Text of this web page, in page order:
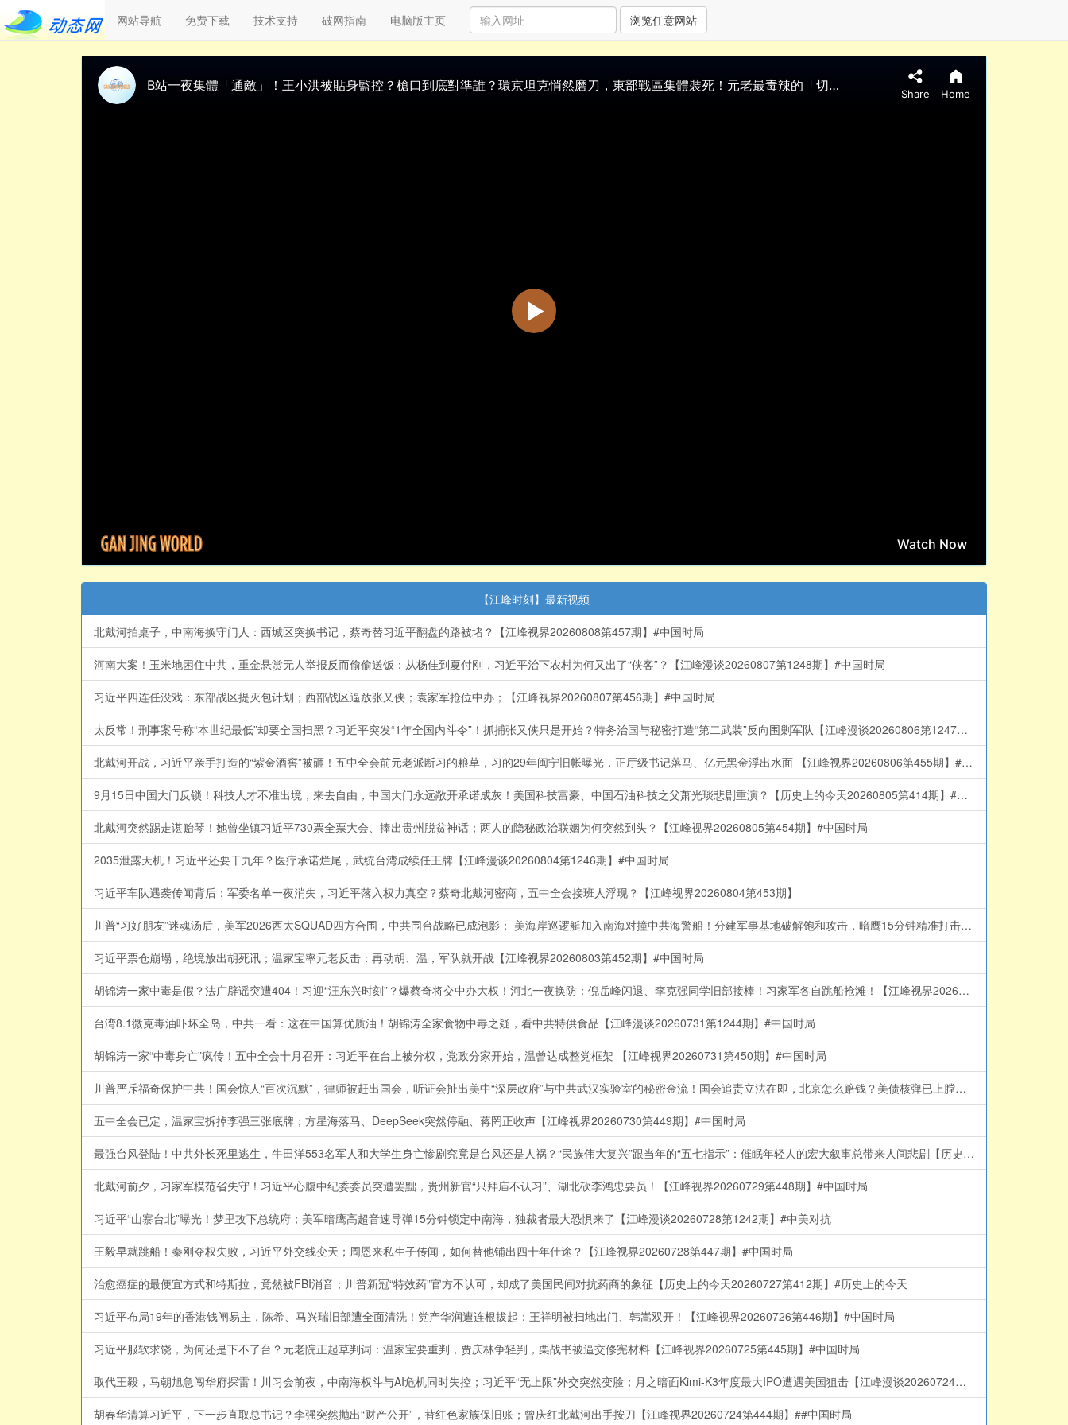
网站导航 免费下载 技术支持 破网指南 电脑版主页
【江峰时刻】最新视频
北戴河拍桌子，中南海换守门人：西城区突换书记，蔡奇替习近平翻盘的路被堵？【江峰视界20260808第457期】#中国时局
河南大案！玉米地困住中共，重金悬赏无人举报反而偷偷送饭：从杨佳到夏付刚，习近平治下农村为何又出了“侠客”？【江峰漫谈20260807第1248期】#中国时局
习近平四连任没戏：东部战区提灭包计划；西部战区逼放张又侠；袁家军抢位中办；【江峰视界20260807第456期】#中国时局
太反常！刑事案号称“本世纪最低”却要全国扫黑？习近平突发“1年全国内斗令”！抓捕张又侠只是开始？特务治国与秘密打造“第二武装”反向围剿军队【江峰漫谈20260806第1247期】#中国时局
北戴河开战，习近平亲手打造的“紫金酒窖”被砸！五中全会前元老派断习的粮草，习的29年闽宁旧帐曝光，正厅级书记落马、亿元黑金浮出水面 【江峰视界20260806第455期】#中国时局
9月15日中国大门反锁！科技人才不准出境，来去自由，中国大门永远敞开承诺成灰！美国科技富豪、中国石油科技之父萧光琰悲剧重演？【历史上的今天20260805第414期】#中国时局
北戴河突然踢走谌贻琴！她曾坐镇习近平730票全票大会、捧出贵州脱贫神话；两人的隐秘政治联姻为何突然到头？【江峰视界20260805第454期】#中国时局
2035泄露天机！习近平还要干九年？医疗承诺烂尾，武统台湾成续任王牌【江峰漫谈20260804第1246期】#中国时局
习近平车队遇袭传闻背后：军委名单一夜消失，习近平落入权力真空？蔡奇北戴河密商，五中全会接班人浮现？【江峰视界20260804第453期】
川普“习好朋友”迷魂汤后，美军2026西太SQUAD四方合围，中共围台战略已成泡影； 美海岸巡逻艇加入南海对撞中共海警船！分建军事基地破解饱和攻击，暗鹰15分钟精准打击中南海【江峰漫谈 20260803第1245期】#中美对抗
习近平票仓崩塌，绝境放出胡死讯；温家宝率元老反击：再动胡、温，军队就开战【江峰视界20260803第452期】#中国时局
胡锦涛一家中毒是假？法广辟谣突遭404！习迎“汪东兴时刻”？爆蔡奇将交中办大权！河北一夜换防：倪岳峰闪退、李克强同学旧部接棒！习家军各自跳船抢滩！【江峰视界20260801第451期】#中国时局
台湾8.1微克毒油吓坏全岛，中共一看：这在中国算优质油！胡锦涛全家食物中毒之疑，看中共特供食品【江峰漫谈20260731第1244期】#中国时局
胡锦涛一家“中毒身亡”疯传！五中全会十月召开：习近平在台上被分权，党政分家开始，温曾达成整党框架 【江峰视界20260731第450期】#中国时局
川普严斥福奇保护中共！国会惊人“百次沉默”，律师被赶出国会，听证会扯出美中“深层政府”与中共武汉实验室的秘密金流！国会追责立法在即，北京怎么赔钱？美债核弹已上膛【江峰漫谈20260730第1243期】福奇国会听证会
五中全会已定，温家宝拆掉李强三张底牌；方星海落马、DeepSeek突然停融、蒋罔正收声【江峰视界20260730第449期】#中国时局
最强台风登陆！中共外长死里逃生，牛田洋553名军人和大学生身亡惨剧究竟是台风还是人祸？“民族伟大复兴”跟当年的“五七指示”：催眠年轻人的宏大叙事总带来人间悲剧【历史上的今天20260729第413期】#中国时局
北戴河前夕，习家军模范省失守！习近平心腹中纪委委员突遭罢黜，贵州新官“只拜庙不认习”、湖北砍李鸿忠要员！【江峰视界20260729第448期】#中国时局
习近平“山寨台北”曝光！梦里攻下总统府；美军暗鹰高超音速导弹15分钟锁定中南海，独裁者最大恐惧来了【江峰漫谈20260728第1242期】#中美对抗
王毅早就跳船！秦刚夺权失败，习近平外交线变天；周恩来私生子传闻，如何替他铺出四十年仕途？【江峰视界20260728第447期】#中国时局
治愈癌症的最便宜方式和特斯拉，竟然被FBI消音；川普新冠“特效药”官方不认可，却成了美国民间对抗药商的象征【历史上的今天20260727第412期】#历史上的今天
习近平布局19年的香港钱闸易主，陈希、马兴瑞旧部遭全面清洗！党产华润遭连根拔起：王祥明被扫地出门、韩嵩双开！【江峰视界20260726第446期】#中国时局
习近平服软求饶，为何还是下不了台？元老院正起草判词：温家宝要重判，贾庆林争轻判，栗战书被逼交修宪材料【江峰视界20260725第445期】#中国时局
取代王毅，马朝旭急闯华府探雷！川习会前夜，中南海权斗与AI危机同时失控；习近平“无上限”外交突然变脸；月之暗面Kimi-K3年度最大IPO遭遇美国狙击【江峰漫谈20260724第1241期】#中国时局
胡春华清算习近平，下一步直取总书记？李强突然抛出“财产公开”，替红色家族保旧账；曾庆红北戴河出手按刀【江峰视界20260724第444期】##中国时局